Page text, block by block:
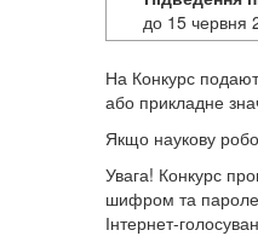
до 15 червня
На Конкурс
або прикладне
Якщо наукову
Увага! Конкурс
шифром та
Інтернет-